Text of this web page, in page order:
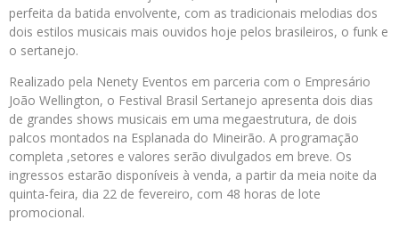
perfeita da batida envolvente, com as tradicionais melodias dos
dois estilos musicais mais ouvidos hoje pelos brasileiros, o funk e
o sertanejo.
Realizado pela Nenety Eventos em parceria com o Empresário
João Wellington, o Festival Brasil Sertanejo apresenta dois dias
de grandes shows musicais em uma megaestrutura, de dois
palcos montados na Esplanada do Mineirão. A programação
completa ,setores e valores serão divulgados em breve. Os
ingressos estarão disponíveis à venda, a partir da meia noite da
quinta-feira, dia 22 de fevereiro, com 48 horas de lote
promocional.